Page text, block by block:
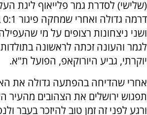
(שלישי) לסדרת גמר פלייאוף ליגת
ושני ניצחונות רצופים על מי
לגמר והעונה זכתה לראשונה
יוקרתי, גביע היורוקאפ, הפועל ת"א.
אחרי שהדיחה בהפתעה גדולה את
תפגוש ירושלים את הצהובים מהעיר
ורגע לפני זה זמן טוב להיזכר בעבר